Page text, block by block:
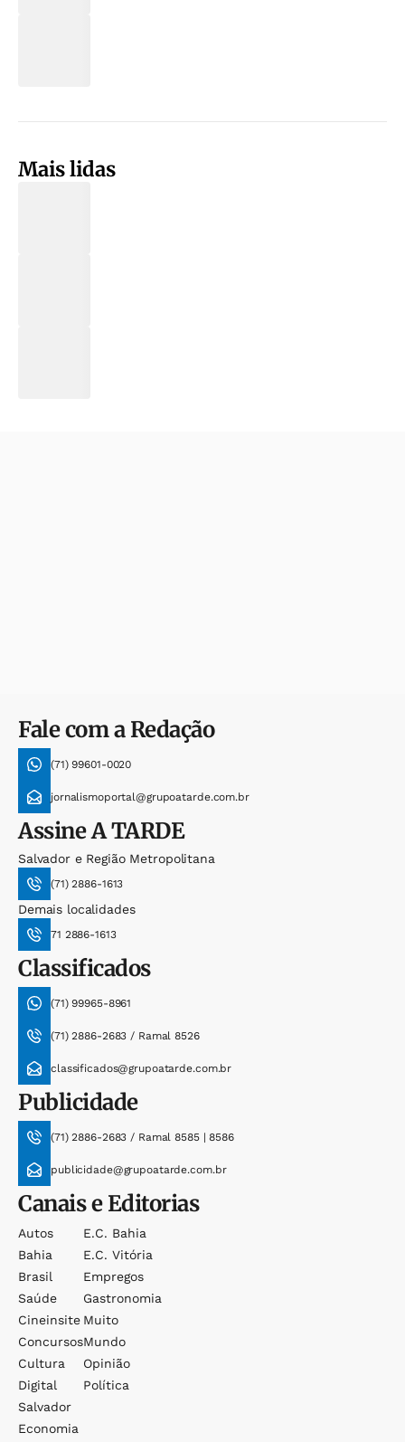
Mais lidas
Fale com a Redação
(71) 99601-0020
jornalismoportal@grupoatarde.com.br
AssineA TARDE
Salvador e Região Metropolitana
(71) 2886-1613
Demais localidades
71 2886-1613
Classificados
(71) 99965-8961
(71) 2886-2683 / Ramal 8526
classificados@grupoatarde.com.br
Publicidade
(71) 2886-2683 / Ramal 8585 | 8586
publicidade@grupoatarde.com.br
Canais e Editorias
Autos
Bahia
Brasil
Saúde
Cineinsite
Concursos
Cultura
Digital
Salvador
Economia
E.c. Bahia
E.c. Vitória
Empregos
Gastronomia
Muito
Mundo
Opinião
Política